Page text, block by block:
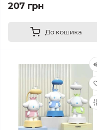
207 грн
До кошика